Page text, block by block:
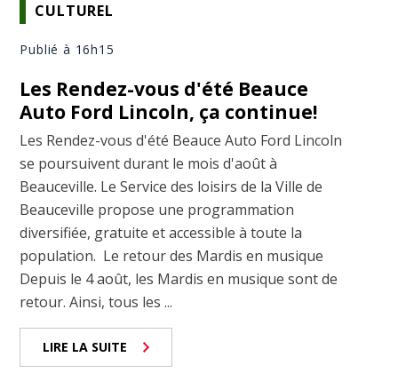
CULTUREL
Publié à 16h15
Les Rendez-vous d'été Beauce
Auto Ford Lincoln, ça continue!
Les Rendez-vous d'été Beauce Auto Ford Lincoln
se poursuivent durant le mois d'août à
Beauceville. Le Service des loisirs de la Ville de
Beauceville propose une programmation
diversifiée, gratuite et accessible à toute la
population. Le retour des Mardis en musique
Depuis le 4 août, les Mardis en musique sont de
retour. Ainsi, tous les ...
LIRE LA SUITE